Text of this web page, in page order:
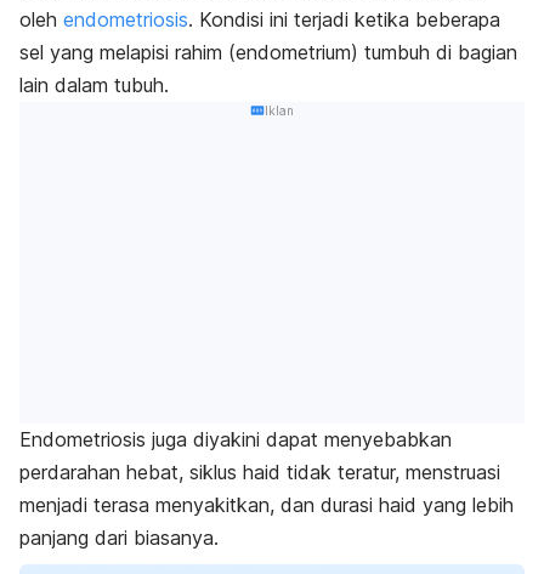
oleh endometriosis. Kondisi ini terjadi ketika beberapa
sel yang melapisi rahim (endometrium) tumbuh di bagian
lain dalam tubuh.
Iklan
Endometriosis juga diyakini dapat menyebabkan
perdarahan hebat, siklus haid tidak teratur, menstruasi
menjadi terasa menyakitkan, dan durasi haid yang lebih
panjang dari biasanya.